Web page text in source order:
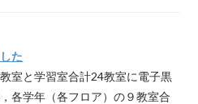
た
室と学習室合計24教室に電子黒
各学年（各フロア）の９教室合